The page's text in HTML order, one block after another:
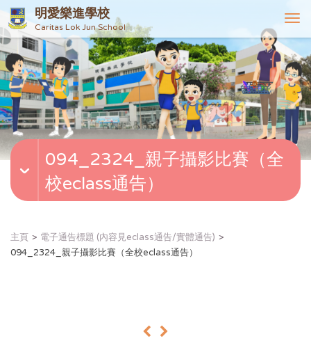
明愛樂進學校
Caritas Lok Jun School
T
o
g
g
l
e
n
v
094_2324_親子攝影比賽（全
校eclass通告）
主頁
電子通告標題 (內容見eclass通告/實體通告)
094_2324_親子攝影比賽（全校eclass通告）
« »